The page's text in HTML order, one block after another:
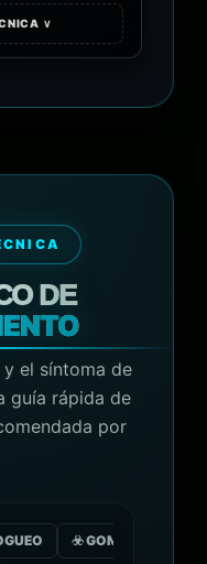
∨
DE
el síntoma de
guía rápida de
por
☣️ GOMA/GAS CO2